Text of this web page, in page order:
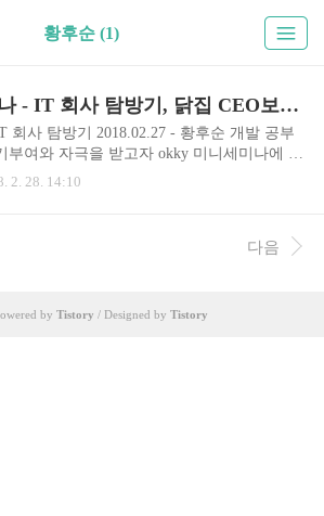
황후순 (1)
OKKY 미니세미나 - IT 회사 탐방기, 닭집 CEO보단 개발자(2018.02.27)
회사 탐방기 2018.02.27 - 황후순 개발 공부
부여와 자극을 받고자 okky 미니세미나에 자
다. 2017년 11월 okky의 미니세미나였던 우
세미나를 듣고 굉장한 자극을 받았던 기억
고 5일 동안 좋은 개발자가 되기 위해 노력하
를 조금이나마 느껴볼 수 있는 시간이었다. 더
리했다. 이번 세미나의 결론은 미래에 닭집 C
2. 28. 14:10
다음
by Tistory / Designed by Tistory